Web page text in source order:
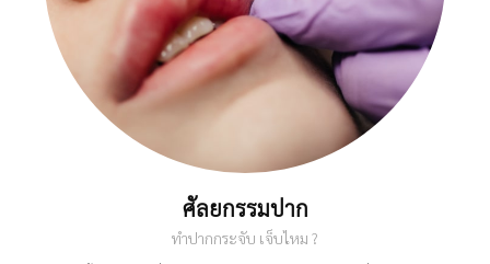
ศัลยกรรมปาก
ทำปากกระจับ เจ็บไหม ?